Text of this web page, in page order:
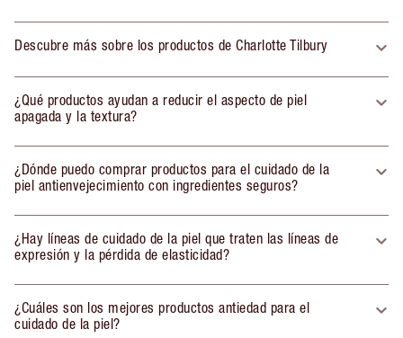
Descubre más sobre los productos de Charlotte Tilbury
¿Qué productos ayudan a reducir el aspecto de piel
apagada y la textura?
¿Dónde puedo comprar productos para el cuidado de la
piel antienvejecimiento con ingredientes seguros?
¿Hay líneas de cuidado de la piel que traten las líneas de
expresión y la pérdida de elasticidad?
¿Cuáles son los mejores productos antiedad para el
cuidado de la piel?